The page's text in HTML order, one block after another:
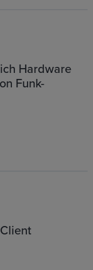
Hardware
Funk-